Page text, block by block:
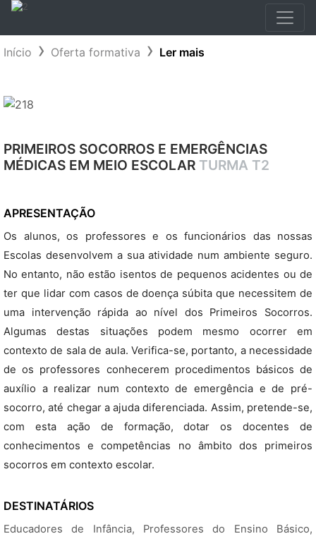
Início Oferta formativa Ler mais
PRIMEIROS SOCORROS E EMERGÊNCIAS
MÉDICAS EM MEIO ESCOLAR TURMA T2
APRESENTAÇÃO
Os alunos, os professores e os funcionários das nossas
Escolas desenvolvem a sua atividade num ambiente seguro.
No entanto, não estão isentos de pequenos acidentes ou de
ter que lidar com casos de doença súbita que necessitem de
uma intervenção rápida ao nível dos Primeiros Socorros.
Algumas destas situações podem mesmo ocorrer em
contexto de sala de aula. Verifica-se, portanto, a necessidade
de os professores conhecerem procedimentos básicos de
auxílio a realizar num contexto de emergência e de pré-
socorro, até chegar a ajuda diferenciada. Assim, pretende-se,
com esta ação de formação, dotar os docentes de
conhecimentos e competências no âmbito dos primeiros
socorros em contexto escolar.
DESTINATÁRIOS
Educadores de Infância, Professores do Ensino Básico,